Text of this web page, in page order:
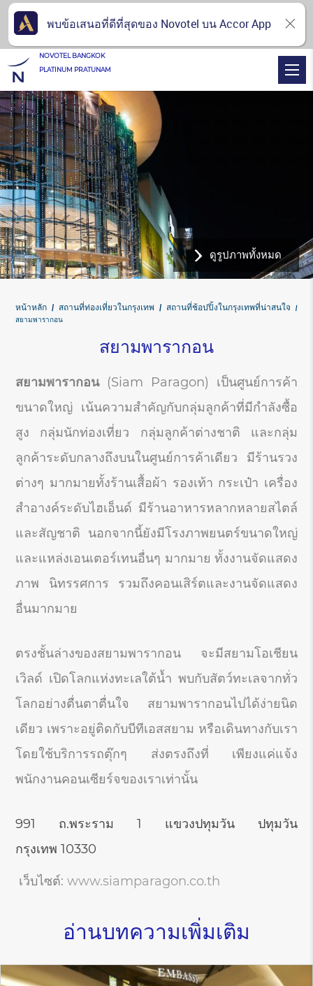
ดูรูปภาพทั้งหมด
หน้าหลัก สถานที่ท่องเที่ยวในกรุงเทพ สถานที่ช้อปปิ้งในกรุงเทพที่น่าสนใจ
สยามพารากอน
สยามพารากอน
สยามพารากอน(Siam Paragon) เป็นศูนย์การค้า
ขนาดใหญ่ เน้นความสำคัญกับกลุ่มลูกค้าที่มีกำลังซื้อ
สูง กลุ่มนักท่องเที่ยว กลุ่มลูกค้าต่างชาติ และกลุ่ม
ลูกค้าระดับกลางถึงบนในศูนย์การค้าเดียว มีร้านรวง
ต่างๆ มากมายทั้งร้านเสื้อผ้า รองเท้า กระเป๋า เครื่อง
สำอางค์ระดับไฮเอ็นด์ มีร้านอาหารหลากหลายสไตล์
และสัญชาติ นอกจากนี้ยังมีโรงภาพยนตร์ขนาดใหญ่
และแหล่งเอนเตอร์เทนอื่นๆ มากมาย ทั้งงานจัดแสดง
ภาพ นิทรรศการ รวมถึงคอนเสิร์ตและงานจัดแสดง
อื่นมากมาย
ตรงชั้นล่างของสยามพารากอน จะมีสยามโอเชียน
เวิลด์ เปิดโลกแห่งทะเลใต้น้ำ พบกับสัตว์ทะเลจากทั่ว
โลกอย่างตื่นตาตื่นใจ สยามพารากอนไปได้ง่ายนิด
เดียว เพราะอยู่ติดกับบีทีเอสสยาม หรือเดินทางกับเรา
โดยใช้บริการรถตุ๊กๆ ส่งตรงถึงที่ เพียงแค่แจ้ง
พนักงานคอนเซียร์จของเราเท่านั้น
991 ถ.พระราม 1 แขวงปทุมวัน ปทุมวัน
กรุงเทพ 10330
เว็บไซต์:www.siamparagon.co.th
อ่านบทความเพิ่มเติม
NOVOTEL BANGKOK
PLATINUM PRATUNAM
พบข้อเสนอที่ดีที่สุดของ Novotel บน Accor App